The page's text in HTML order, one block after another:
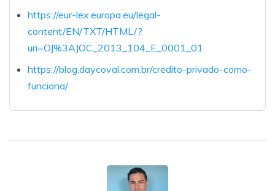
https://eur-lex.europa.eu/legal-
content/EN/TXT/HTML/?
uri=OJ%3AJOC_2013_104_E_0001_01
https://blog.daycoval.com.br/credito-privado-como-
funciona/